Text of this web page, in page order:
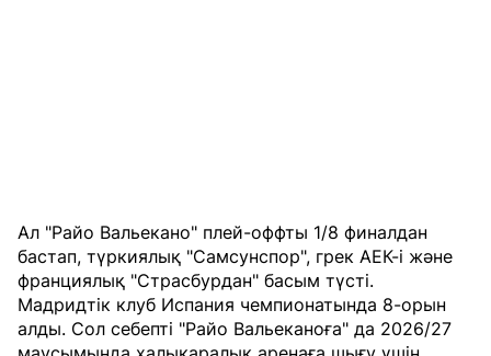
Ал "Райо Вальекано" плей-оффты 1/8 финалдан
бастап, түркиялық "Самсунспор", грек АЕК-і және
франциялық "Страсбурдан" басым түсті.
Мадридтік клуб Испания чемпионатында 8-орын
алды. Сол себепті "Райо Вальеканоға" да 2026/27